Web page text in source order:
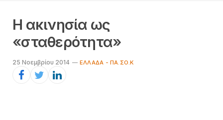
Η ακινησία ως
«σταθερότητα»
25 Νοεμβρίου 2014 ΕΛΛΆΔΑ - ΠΑ.ΣΟ.Κ